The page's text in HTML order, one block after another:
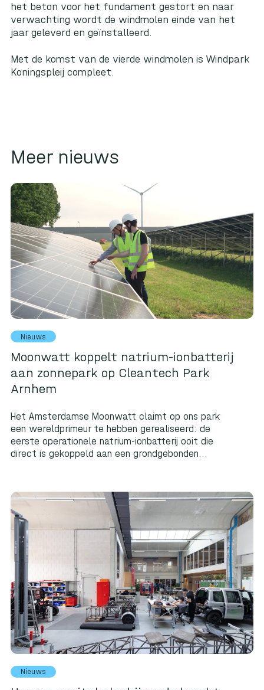
het beton voor het fundament gestort en naar
verwachting wordt de windmolen einde van het
jaar geleverd en geïnstalleerd.
Met de komst van de vierde windmolen is Windpark
Koningspleij compleet.
Meer nieuws
Nieuws
Moonwatt koppelt natrium-ionbatterij
aan zonnepark op Cleantech Park
Arnhem
Het Amsterdamse Moonwatt claimt op ons park
een wereldprimeur te hebben gerealiseerd: de
eerste operationele natrium-ionbatterij ooit die
direct is gekoppeld aan een grondgebonden...
Nieuws